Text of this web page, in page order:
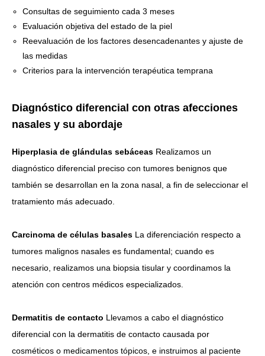
Consultas de seguimiento cada 3 meses
Evaluación objetiva del estado de la piel
Reevaluación de los factores desencadenantes y ajuste de
las medidas
Criterios para la intervención terapéutica temprana
Diagnóstico diferencial con otras afecciones
nasales y su abordaje
Hiperplasia de glándulas sebáceas Realizamos un
diagnóstico diferencial preciso con tumores benignos que
también se desarrollan en la zona nasal, a fin de seleccionar el
tratamiento más adecuado.
Carcinoma de células basales La diferenciación respecto a
tumores malignos nasales es fundamental; cuando es
necesario, realizamos una biopsia tisular y coordinamos la
atención con centros médicos especializados.
Dermatitis de contacto Llevamos a cabo el diagnóstico
diferencial con la dermatitis de contacto causada por
cosméticos o medicamentos tópicos, e instruimos al paciente